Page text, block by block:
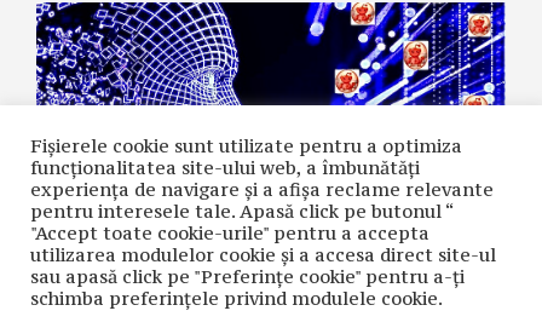
LAURA DAMIAN – Moltbook – Facerea lumii 2.0 sau Cum a
devenit Dumnezeu programator
Fișierele cookie sunt utilizate pentru a optimiza
funcţionalitatea site-ului web, a îmbunătăţi
experienţa de navigare şi a afişa reclame relevante
pentru interesele tale. Apasă click pe butonul “
"Accept toate cookie-urile" pentru a accepta
utilizarea modulelor cookie şi a accesa direct site-ul
sau apasă click pe "Preferințe cookie" pentru a-ţi
schimba preferinţele privind modulele cookie.